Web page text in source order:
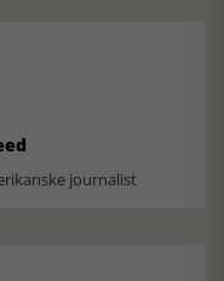
journalist